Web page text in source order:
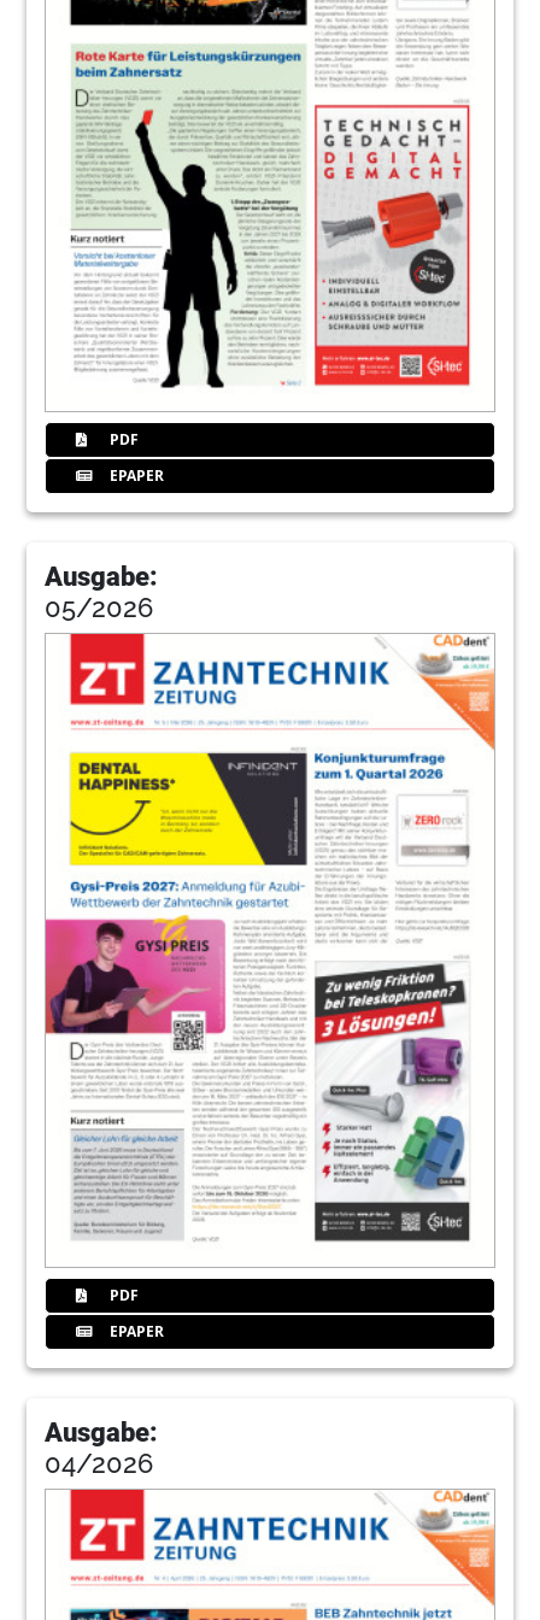
Service: Silbernes Jubiläum
Redaktion
PDF
EPAPER
Ausgabe:
05/2026
PDF
EPAPER
Ausgabe:
04/2026